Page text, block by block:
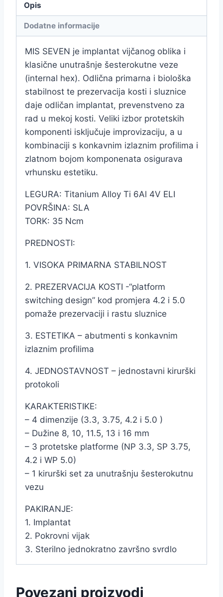
Opis
Dodatne informacije
MIS SEVEN je implantat vijčanog oblika i
klasične unutrašnje šesterokutne veze
(internal hex). Odlična primarna i biološka
stabilnost te prezervacija kosti i sluznice
daje odličan implantat, prevenstveno za
rad u mekoj kosti. Veliki izbor protetskih
komponenti isključuje improvizaciju, a u
kombinaciji s konkavnim izlaznim profilima i
zlatnom bojom komponenata osigurava
vrhunsku estetiku.
LEGURA: Titanium Alloy Ti 6Al 4V ELI
POVRŠINA: SLA
TORK: 35 Ncm
PREDNOSTI:
1. VISOKA PRIMARNA STABILNOST
2. PREZERVACIJA KOSTI -“platform
switching design” kod promjera 4.2 i 5.0
pomaže prezervaciji i rastu sluznice
3. ESTETIKA – abutmenti s konkavnim
izlaznim profilima
4. JEDNOSTAVNOST – jednostavni kirurški
protokoli
KARAKTERISTIKE:
– 4 dimenzije (3.3, 3.75, 4.2 i 5.0 )
– Dužine 8, 10, 11.5, 13 i 16 mm
– 3 protetske platforme (NP 3.3, SP 3.75,
4.2 i WP 5.0)
– 1 kirurški set za unutrašnju šesterokutnu
vezu
PAKIRANJE:
1. Implantat
2. Pokrovni vijak
3. Sterilno jednokratno završno svrdlo
Povezani proizvodi